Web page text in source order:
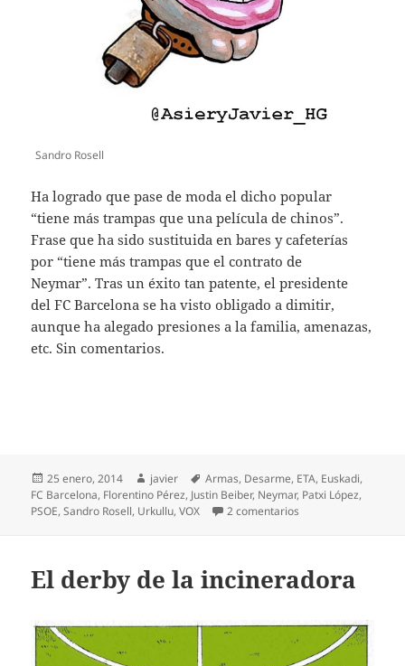
Sandro Rosell
Ha logrado que pase de moda el dicho popular
“tiene más trampas que una película de chinos”.
Frase que ha sido sustituida en bares y cafeterías
por “tiene más trampas que el contrato de
Neymar”. Tras un éxito tan patente, el presidente
del FC Barcelona se ha visto obligado a dimitir,
aunque ha alegado presiones a la familia, amenazas,
etc. Sin comentarios.
Publicado
el
25 enero, 2014 Autor
javier Etiquetas
Armas, Desarme, ETA, Euskadi,
FC Barcelona, Florentino Pérez, Justin Beiber, Neymar, Patxi López,
PSOE,Sandro Rosell, Urkullu,VOX 2 comentarios
El derby de la incineradora